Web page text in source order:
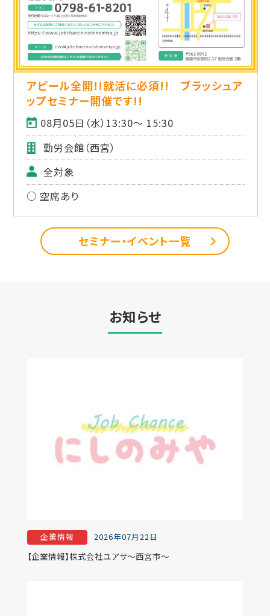
アピール全開!!就活に必須!! ブラッシュア
ップセミナー開催です!!
08月05日（水）13:30～ 15:30
勤労会館（西宮）
全対象
○ 空席あり
セミナー・イベント一覧
お知らせ
企業情報 2026年07月22日
【企業情報】株式会社ユアサ～西宮市～